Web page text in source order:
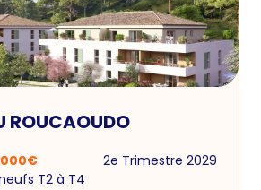
ROUCAOUDO
€
2e Trimestre 2029
T2 à T4